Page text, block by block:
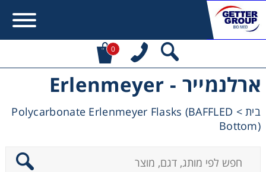
0
ארלנמייר - Erlenmeyer
בית>
Polycarbonate Erlenmeyer Flasks (BAFFLED
Bottom)
Error:Contact form not found.
מעונין לקבל הצעת מחיר או מידע עבור: